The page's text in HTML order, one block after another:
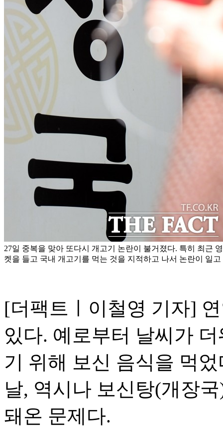
27일 중복을 맞아 또다시 개고기 논란이 불거졌다. 특히 최근
켓을 들고 국내 개고기를 먹는 것을 지적하고 나서 논란이 일
[더팩트ㅣ이철영 기자]
있다. 예로부터 날씨가
기 위해 보신 음식을 먹
날, 역시나 보신탕(개장
돼온 문제다.